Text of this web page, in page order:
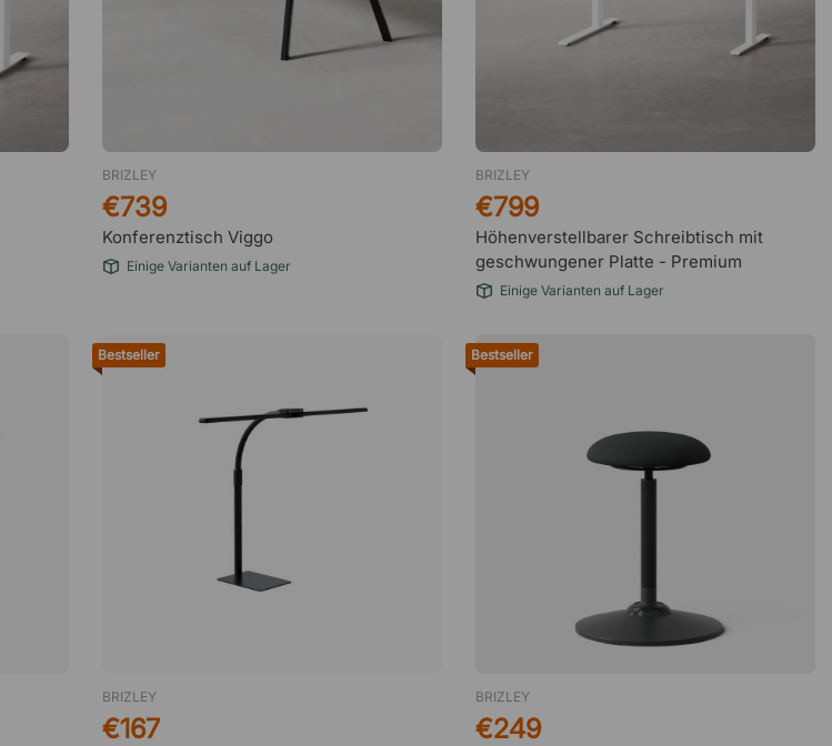
BRIZLEY
Konferenztisch Viggo
€739
Einige Varianten auf Lager
BRIZLEY
Höhenverstellbarer Schreibtisch mit
geschwungener Platte - Premium
€799
Einige Varianten auf Lager
Bestseller
BRIZLEY
€167
Bestseller
BRIZLEY
€249